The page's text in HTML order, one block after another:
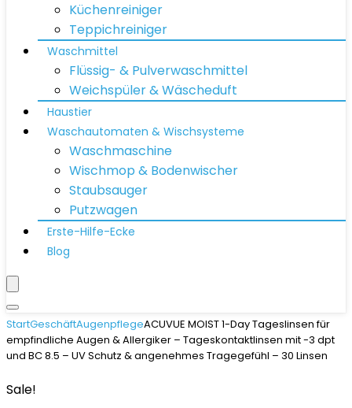
Küchenreiniger
Teppichreiniger
Waschmittel
Flüssig- & Pulverwaschmittel
Weichspüler & Wäscheduft
Haustier
Waschautomaten & Wischsysteme
Waschmaschine
Wischmop & Bodenwischer
Staubsauger
Putzwagen
Erste-Hilfe-Ecke
Blog
StartGeschäftAugenpflegeACUVUE MOIST 1-Day Tageslinsen für
empfindliche Augen & Allergiker – Tageskontaktlinsen mit -3 dpt
und BC 8.5 – UV Schutz & angenehmes Tragegefühl – 30 Linsen
Sale!